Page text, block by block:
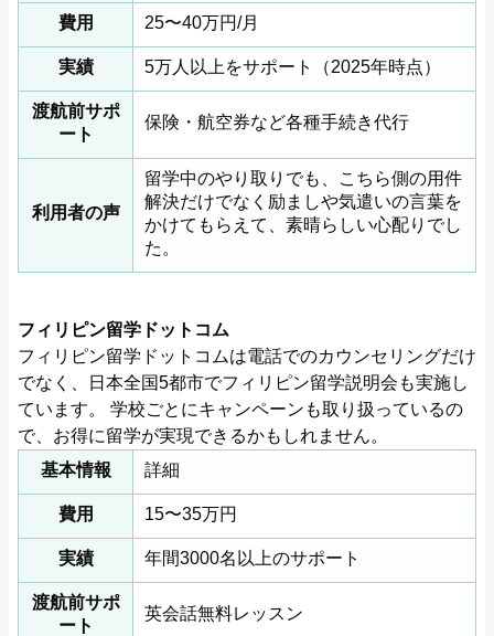
費用 25〜40万円/月
実績 5万人以上をサポート（2025年時点）
渡航前サポ
ート
保険・航空券など各種手続き代行
利用者の声
留学中のやり取りでも、こちら側の用件
解決だけでなく励ましや気遣いの言葉を
かけてもらえて、素晴らしい心配りでし
た。
フィリピン留学ドットコム
フィリピン留学ドットコムは電話でのカウンセリングだけ
でなく、日本全国5都市でフィリピン留学説明会も実施し
ています。 学校ごとにキャンペーンも取り扱っているの
で、お得に留学が実現できるかもしれません。
基本情報
詳細
費用 15〜35万円
実績 年間3000名以上のサポート
渡航前サポ
ート
英会話無料レッスン